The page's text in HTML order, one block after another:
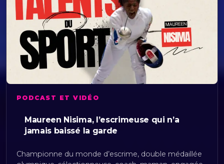
PODCAST ET VIDÉO
Maureen Nisima, l’escrimeuse qui n’a
jamais baissé la garde
Championne du monde d’escrime, double médaillée